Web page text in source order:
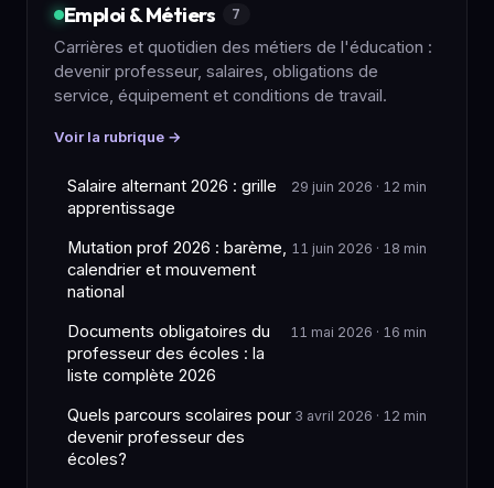
Emploi & Métiers 7
Carrières et quotidien des métiers de l'éducation :
devenir professeur, salaires, obligations de
service, équipement et conditions de travail.
Voir la rubrique →
Salaire alternant 2026 : grille
apprentissage
29 juin 2026 · 12 min
Mutation prof 2026 : barème,
calendrier et mouvement
national
11 juin 2026 · 18 min
Documents obligatoires du
professeur des écoles : la
liste complète 2026
11 mai 2026 · 16 min
Quels parcours scolaires pour
devenir professeur des
écoles?
3 avril 2026 · 12 min